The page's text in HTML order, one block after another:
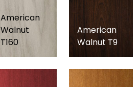
American
Walnut
T160
American
Walnut T9